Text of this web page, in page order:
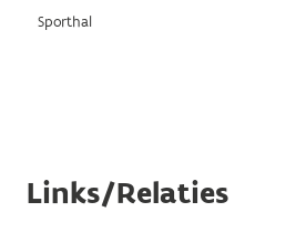
Sporthal
Links/Relaties